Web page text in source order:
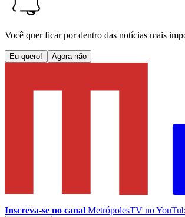
Você quer ficar por dentro das notícias mais
Eu quero! Agora não
Inscreva-se no canal MetrópolesTV no